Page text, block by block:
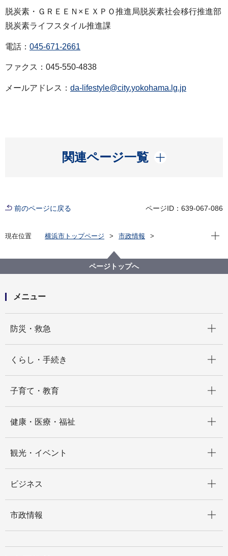
脱炭素・ＧＲＥＥＮ×ＥＸＰＯ推進局脱炭素社会移行推進部
脱炭素ライフスタイル推進課
電話： 045-671-2661
ファクス：045-550-4838
メールアドレス： da-lifestyle@city.yokohama.lg.jp
関連ページ一覧
開く
前のページに戻る ページID：639-067-086
現在位置 横浜市トップページ
市政情報
脱炭素・GREEN×EXPO推進局
記者発表 2025年度
残暑に負けない熱中症対策！中央図書館でクールシェ
現在
ページトップへ
メニュー
防災・救急
くらし・手続き
子育て・教育
健康・医療・福祉
観光・イベント
ビジネス
市政情報